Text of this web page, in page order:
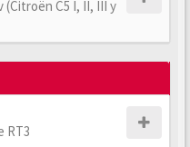
(Citroën C5 I, II, III y
RT3